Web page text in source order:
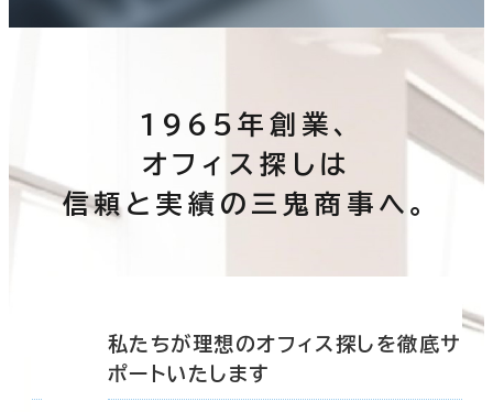
1965年創業、
オフィス探しは
信頼と実績の三鬼商事へ。
私たちが理想のオフィス探しを徹底サ
ポートいたします